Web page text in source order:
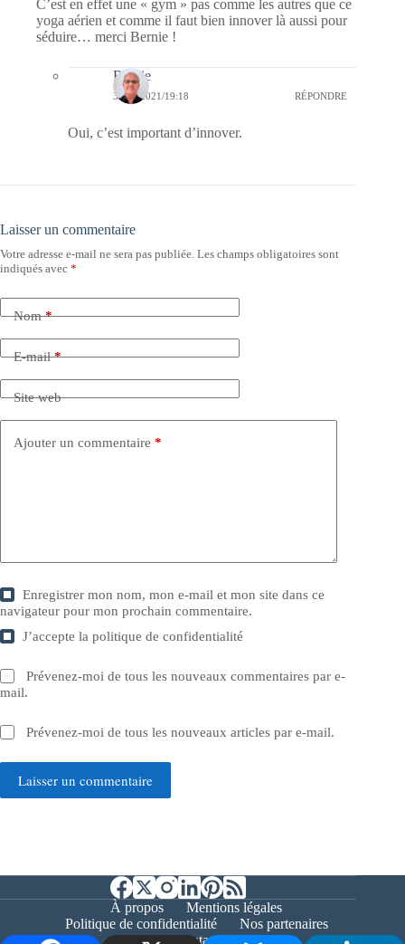
C’est en effet une « gym » pas comme les autres que ce
yoga aérien et comme il faut bien innover là aussi pour
séduire… merci Bernie !
Bernie
30/09/2021/19:18 RÉPONDRE
Oui, c’est important d’innover.
Laisser un commentaire
Votre adresse e-mail ne sera pas publiée. Les champs obligatoires sont
indiqués avec *
Nom*
E-mail*
Site web
Ajouter un commentaire *
Enregistrer mon nom, mon e-mail et mon site dans ce
navigateur pour mon prochain commentaire.
J’accepte lapolitique de confidentialité
Prévenez-moi de tous les nouveaux commentaires par e-
mail.
Prévenez-moi de tous les nouveaux articles par e-mail.
Laisser un commentaire
À propos
Mentions légales
Politique de confidentialité
Nos partenaires
Contact